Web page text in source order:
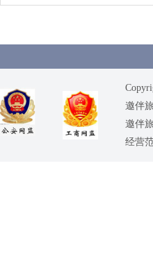
邀伴
邀伴
经营